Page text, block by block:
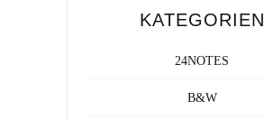
KATEGORIEN
24NOTES
B&W